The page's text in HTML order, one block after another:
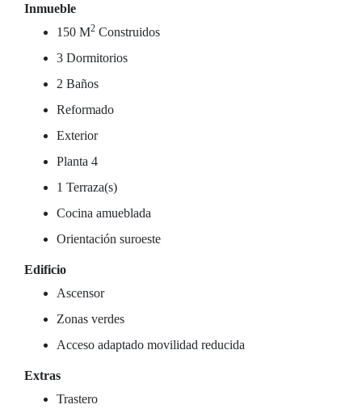
Inmueble
150 M2 Construidos
3 Dormitorios
2 Baños
Reformado
Exterior
Planta 4
1 Terraza(s)
Cocina amueblada
Orientación suroeste
Edificio
Ascensor
Zonas verdes
Acceso adaptado movilidad reducida
Extras
Trastero